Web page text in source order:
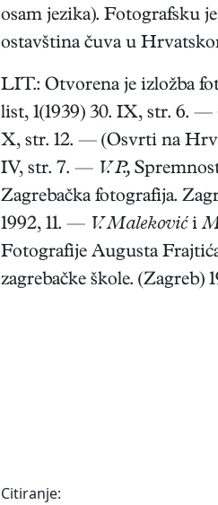
osam jezika). Fotografsku
ostavština čuva u
LIT.: Otvorena je izložba
list, 1(1939) 30. IX, str. 6. —
X, str. 12. — (Osvrti na
IV, str. 7. — V. P.,
Zagrebačka fotografija.
1992, 11. — V. Malekovići
Fotografije Augusta
zagrebačke škole. (Zagreb)
Citiranje: